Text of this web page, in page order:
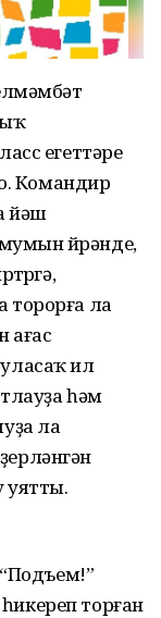
егеттәре
Командир
йәш
өйрәнде,
торорға ла
ағас
ил
һәм
ла
уятты.
торған